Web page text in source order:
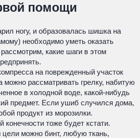
помощи
ногу, и образовалась шишка на
необходимо уметь оказать
какие шаги в этом
на поврежденный участок
можно рассматривать грелку, набитую
в холодной воде, какой-нибудь
предмет. Если ушиб случился дома,
продукт из морозилки.
конечности тоже будет кстати.
цели можно бинт, любую ткань,